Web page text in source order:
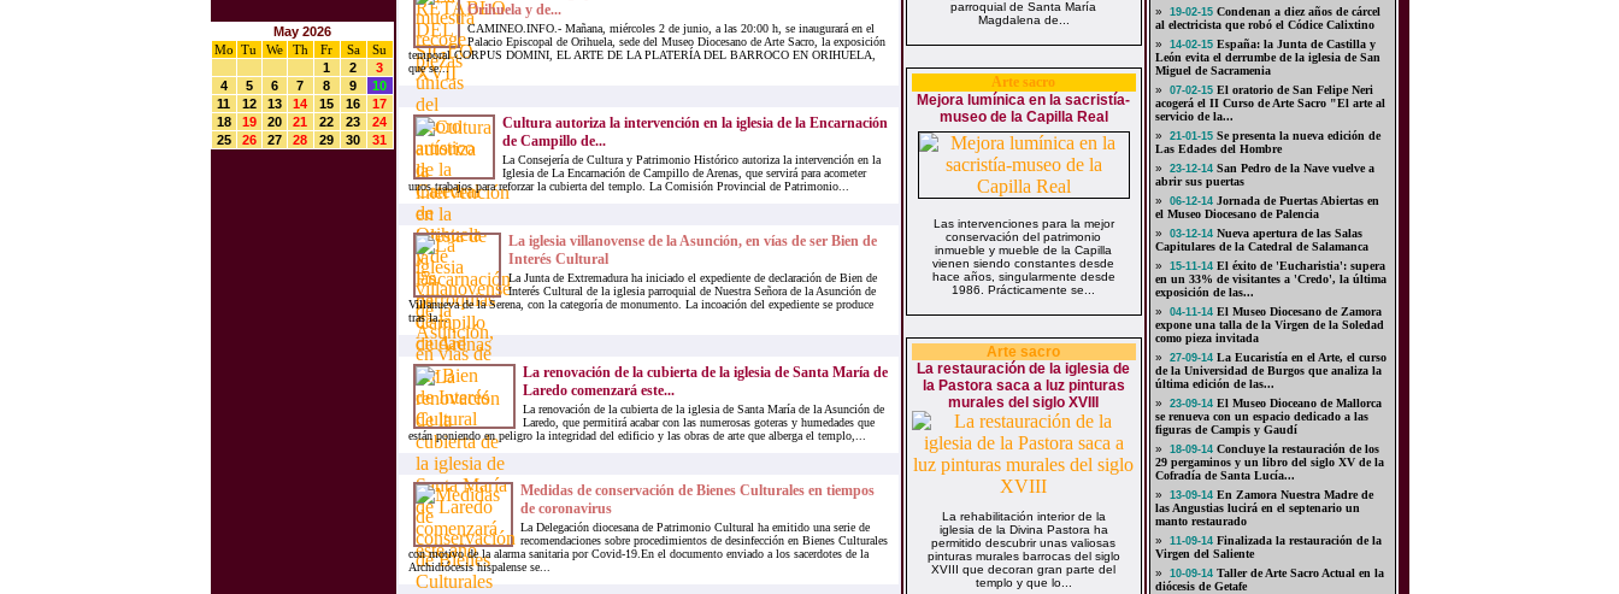
May 2026
Mo Tu We Th Fr Sa
Su
1
2
3
4
5 6 7 8 9
10
11
12 13 14 15 16
17
18
19 20 21 22 23
24
25
26 27 28 29 30 31
Orihuela y de...
CAMINEO.INFO.- Mañana, miércoles 2 de junio, a las 20:00 h, se inaugurará en el
Palacio Episcopal de Orihuela, sede del Museo Diocesano de Arte Sacro, la exposición
temporal CORPUS DOMINI, EL ARTE DE LA PLATERÍA DEL BARROCO EN ORIHUELA,
que se...
Cultura autoriza la intervención en la iglesia de la Encarnación
de Campillo de...
La Consejería de Cultura y Patrimonio Histórico autoriza la intervención en la
Iglesia de La Encarnación de Campillo de Arenas, que servirá para acometer
unos trabajos para reforzar la cubierta del templo. La Comisión Provincial de Patrimonio...
La iglesia villanovense de la Asunción, en vías de ser Bien de
Interés Cultural
La Junta de Extremadura ha iniciado el expediente de declaración de Bien de
Interés Cultural de la iglesia parroquial de Nuestra Señora de la Asunción de
Villanueva de la Serena, con la categoría de monumento. La incoación del expediente se produce
tras la...
La renovación de la cubierta de la iglesia de Santa María de
Laredo comenzará este...
La renovación de la cubierta de la iglesia de Santa María de la Asunción de
Laredo, que permitirá acabar con las numerosas goteras y humedades que
están poniendo en peligro la integridad del edificio y las obras de arte que alberga el templo,...
Medidas de conservación de Bienes Culturales en tiempos
de coronavirus
La Delegación diocesana de Patrimonio Cultural ha emitido una serie de
recomendaciones sobre procedimientos de desinfección en Bienes Culturales
con motivo de la alarma sanitaria por Covid-19.En el documento enviado a los sacerdotes de la
Archidiócesis hispalense se...
parroquial de Santa María
Magdalena de...
Arte sacro
Mejora lumínica en la sacristía-
museo de la Capilla Real
Las intervenciones para la mejor
conservación del patrimonio
inmueble y mueble de la Capilla
vienen siendo constantes desde
hace años, singularmente desde
1986. Prácticamente se...
Arte sacro
La restauración de la iglesia de
la Pastora saca a luz pinturas
murales del siglo XVIII
La rehabilitación interior de la
iglesia de la Divina Pastora ha
permitido descubrir unas valiosas
pinturas murales barrocas del siglo
XVIII que decoran gran parte del
templo y que lo...
»
19-02-15Condenan a diez años de cárcel
al electricista que robó el Códice Calixtino
»
14-02-15España: la Junta de Castilla y
León evita el derrumbe de la iglesia de San
Miguel de Sacramenia
»
07-02-15El oratorio de San Felipe Neri
acogerá el II Curso de Arte Sacro "El arte al
servicio de la...
»
21-01-15Se presenta la nueva edición de
Las Edades del Hombre
»
23-12-14San Pedro de la Nave vuelve a
abrir sus puertas
»
06-12-14Jornada de Puertas Abiertas en
el Museo Diocesano de Palencia
»
03-12-14Nueva apertura de las Salas
Capitulares de la Catedral de Salamanca
»
15-11-14El éxito de 'Eucharistia': supera
en un 33% de visitantes a 'Credo', la última
exposición de las...
»
04-11-14El Museo Diocesano de Zamora
expone una talla de la Virgen de la Soledad
como pieza invitada
»
27-09-14La Eucaristía en el Arte, el curso
de la Universidad de Burgos que analiza la
última edición de las...
»
23-09-14El Museo Dioceano de Mallorca
se renueva con un espacio dedicado a las
figuras de Campis y Gaudí
»
18-09-14Concluye la restauración de los
29 pergaminos y un libro del siglo XV de la
Cofradía de Santa Lucía...
»
13-09-14En Zamora Nuestra Madre de
las Angustias lucirá en el septenario un
manto restaurado
»
11-09-14Finalizada la restauración de la
Virgen del Saliente
»
10-09-14Taller de Arte Sacro Actual en la
diócesis de Getafe